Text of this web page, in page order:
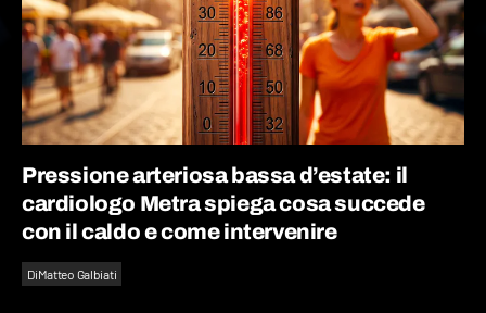
Pressione arteriosa bassa d’estate: il
cardiologo Metra spiega cosa succede
con il caldo e come intervenire
DiMatteo Galbiati